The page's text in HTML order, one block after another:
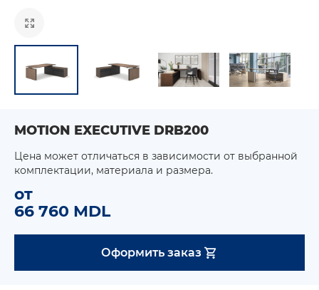
MOTION EXECUTIVE DRB200
Цена может отличаться в зависимости от выбранной
комплектации, материала и размера.
от
66 760 MDL
Оформить заказ